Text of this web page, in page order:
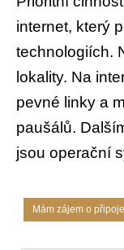
internet, který
technologiích.
lokality. Na
pevné linky a
paušálů.
jsou operační
Mám zájem o